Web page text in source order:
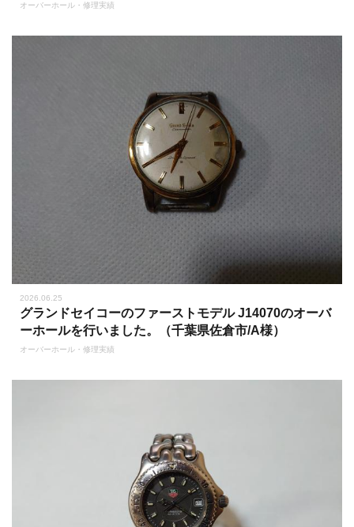
オーバーホール・修理実績
2026.06.25
グランドセイコーのファーストモデル J14070のオーバ
ーホールを行いました。（千葉県佐倉市/A様）
オーバーホール・修理実績